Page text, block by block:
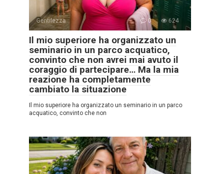
Gentilezza 0 624
Il mio superiore ha organizzato un
seminario in un parco acquatico,
convinto che non avrei mai avuto il
coraggio di partecipare… Ma la mia
reazione ha completamente
cambiato la situazione
Il mio superiore ha organizzato un seminario in un parco
acquatico, convinto che non